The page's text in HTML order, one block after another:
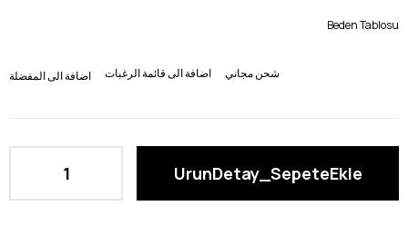
Beden Tablosu
اضافة الى المفضلة اضافة الى قائمة الرغبات شحن مجاني